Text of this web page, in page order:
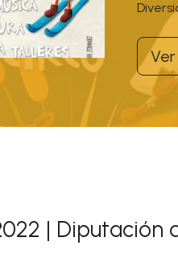
| Diputación